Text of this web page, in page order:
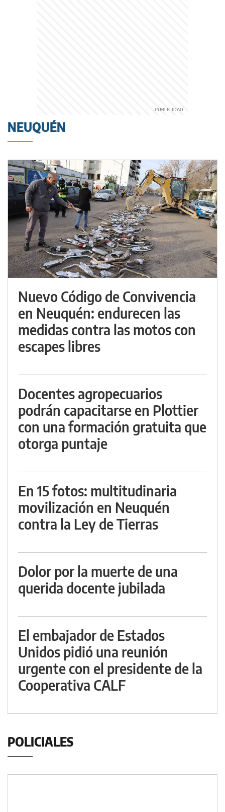
NEUQUÉN
Nuevo Código de Convivencia
en Neuquén: endurecen las
medidas contra las motos con
escapes libres
Docentes agropecuarios
podrán capacitarse en Plottier
con una formación gratuita que
otorga puntaje
En 15 fotos: multitudinaria
movilización en Neuquén
contra la Ley de Tierras
Dolor por la muerte de una
querida docente jubilada
El embajador de Estados
Unidos pidió una reunión
urgente con el presidente de la
Cooperativa CALF
POLICIALES